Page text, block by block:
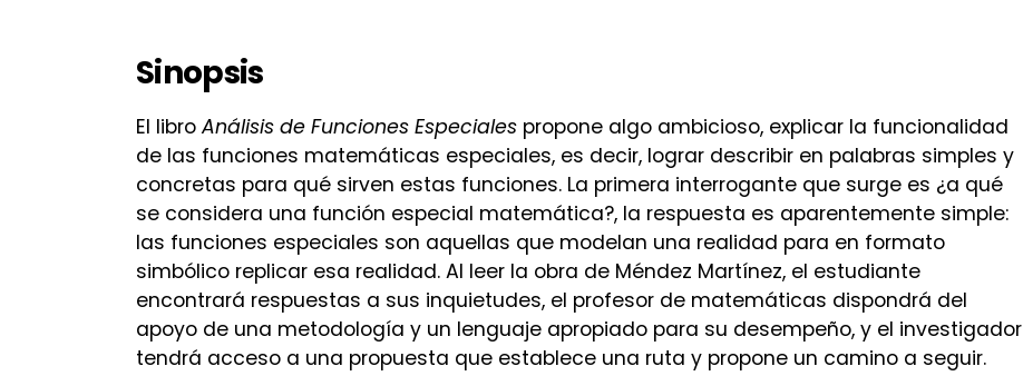
Sinopsis
El libroAnálisis de Funciones Especiales propone algo ambicioso, explicar la funcionalidad
de las funciones matemáticas especiales, es decir, lograr describir en palabras simples y
concretas para qué sirven estas funciones. La primera interrogante que surge es ¿a qué
se considera una función especial matemática?, la respuesta es aparentemente simple:
las funciones especiales son aquellas que modelan una realidad para en formato
simbólico replicar esa realidad. Al leer la obra de Méndez Martínez, el estudiante
encontrará respuestas a sus inquietudes, el profesor de matemáticas dispondrá del
apoyo de una metodología y un lenguaje apropiado para su desempeño, y el investigador
tendrá acceso a una propuesta que establece una ruta y propone un camino a seguir.